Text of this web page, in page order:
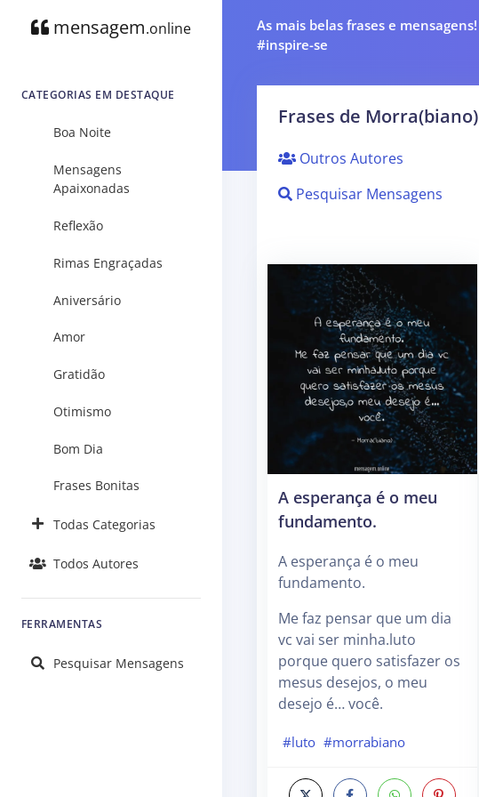
mensagem.online
CATEGORIAS EM DESTAQUE
Boa Noite
Mensagens
Apaixonadas
Reflexão
Rimas Engraçadas
Aniversário
Amor
Gratidão
Otimismo
Bom Dia
Frases Bonitas
Todas Categorias
Todos Autores
FERRAMENTAS
Pesquisar Mensagens
As mais belas frases e mensagens!
#inspire-se
Frases de Morra(biano)
Outros Autores
Pesquisar Mensagens
A esperança é o meu
fundamento.
A esperança é o meu
fundamento.
Me faz pensar que um dia
vc vai ser minha.luto
porque quero satisfazer os
mesus desejos, o meu
desejo é… você.
#luto #morrabiano